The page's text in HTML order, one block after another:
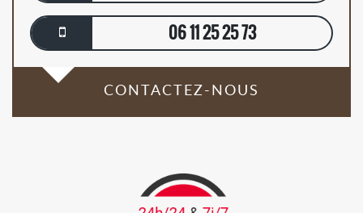
06 11 25 25 73
CONTACTEZ-NOUS